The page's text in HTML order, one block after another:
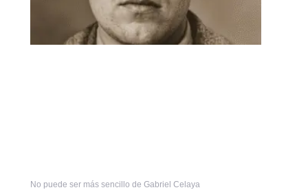
No puede ser más sencillo de Gabriel Celaya